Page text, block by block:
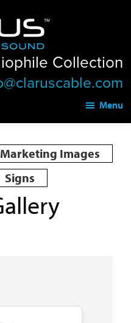
Collection
Menu
Marketing Images
Signs